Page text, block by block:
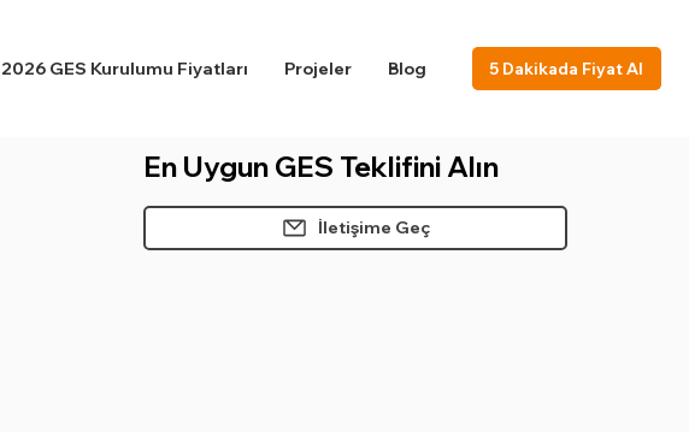
2026 GES Kurulumu Fiyatları Projeler Blog 5 Dakikada Fiyat Al
En Uygun GES Teklifini Alın
İletişime Geç